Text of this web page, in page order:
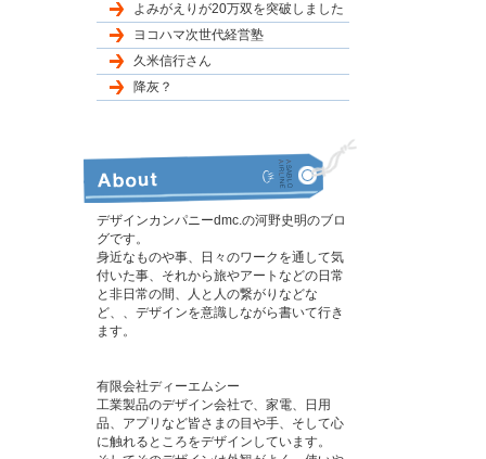
よみがえりが20万双を突破しました
ヨコハマ次世代経営塾
久米信行さん
降灰？
デザインカンパニーdmc.の河野史明のブロ
グです。
身近なものや事、日々のワークを通して気
付いた事、それから旅やアートなどの日常
と非日常の間、人と人の繋がりなどな
ど、、デザインを意識しながら書いて行き
ます。
有限会社ディーエムシー
工業製品のデザイン会社で、家電、日用
品、アプリなど皆さまの目や手、そして心
に触れるところをデザインしています。